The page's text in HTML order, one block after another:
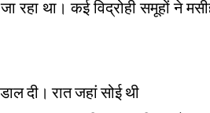
रहा था। कई विद्रोही समूहों ने
दी। रात जहां सोई थी